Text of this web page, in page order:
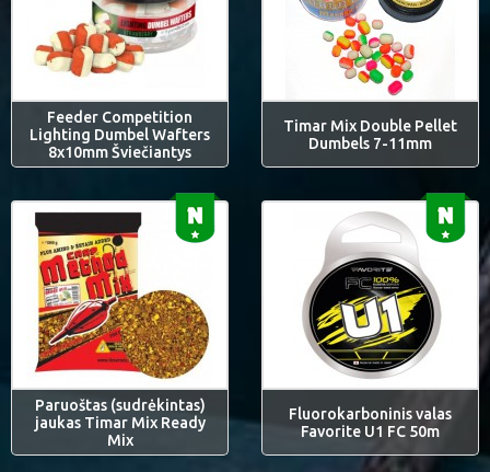
Feeder Competition
Lighting Dumbel Wafters
8x10mm Šviečiantys
Timar Mix Double Pellet
Dumbels 7-11mm
Paruoštas (sudrėkintas)
jaukas Timar Mix Ready
Mix
Fluorokarboninis valas
Favorite U1 FC 50m